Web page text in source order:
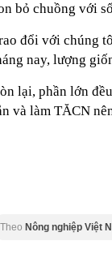
bỏ chuồng với
đổi với chúng
nay, lượng
lại, phần lớn
và làm TĂCN
Theo Nông nghiệp Việt